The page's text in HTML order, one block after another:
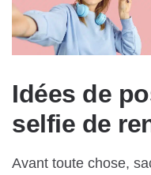
Idées de
selfie de
Avant toute chose,